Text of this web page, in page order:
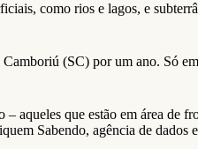
como rios e lagos, e
(SC) por um ano. Só
aqueles que estão em área de
Sabendo, agência de dados